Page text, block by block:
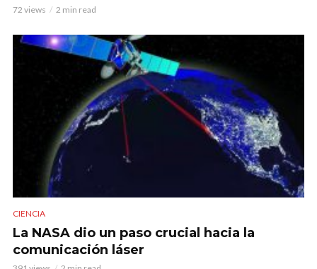
72 views 2 min read
CIENCIA
La NASA dio un paso crucial hacia la
comunicación láser